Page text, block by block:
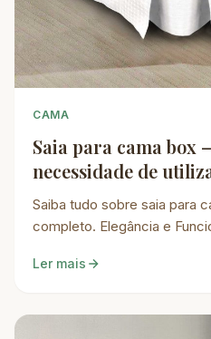
CAMA
Saia para cama box
necessidade de
Saiba tudo sobre saia para
completo. Elegância e
Ler mais